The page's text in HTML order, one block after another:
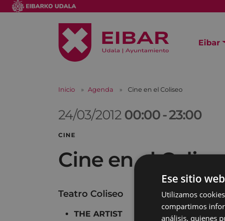
Eibar
Inicio Agenda Cine en el Coliseo
24/03/2012 00:00-23:00
CINE
Cine en el
Teatro Coliseo
THE ARTIST
17:00 19:45 22:30
Ese sitio
Utilizamos
compartimos
análisis, quienes